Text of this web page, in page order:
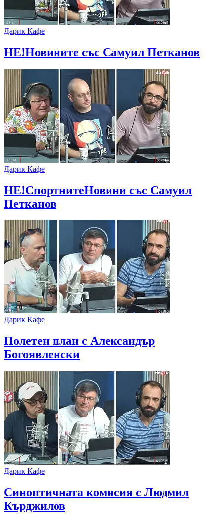
Дарик Кафе
НЕ!Новините със Самуил Петканов
Дарик Кафе
НЕ!СпортнитеНовини със Самуил
Петканов
Дарик Кафе
Полетен план с Александър
Богоявленски
Дарик Кафе
Синоптичната комисия с Людмил
Кърджилов